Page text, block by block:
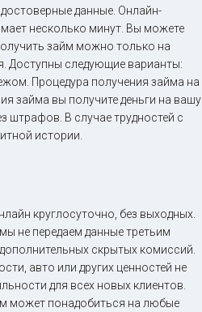
данные. Онлайн-
несколько минут. Вы можете
займ можно только на
Доступны следующие варианты:
Процедура получения займа на
займа вы получите деньги на вашу
штрафов. В случае трудностей с
истории.
круглосуточно, без выходных.
не передаем данные третьим
скрытых комиссий.
авто или других ценностей не
для всех новых клиентов.
может понадобиться на любые